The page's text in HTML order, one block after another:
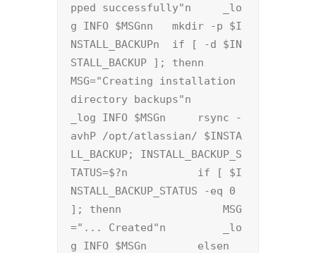
pped successfully"n	_lo
g INFO $MSGnn	mkdir -p $I
NSTALL_BACKUPn	if [ -d $IN
STALL_BACKUP ]; thenn
MSG="Creating installation
directory backups"n
_log INFO $MSGn	    rsync -
avhP /opt/atlassian/ $INSTA
LL_BACKUP; INSTALL_BACKUP_S
TATUS=$?n	    if [ $I
NSTALL_BACKUP_STATUS -eq 0
]; thenn		MSG
="... Created"n		_lo
g INFO $MSGn	    elsen